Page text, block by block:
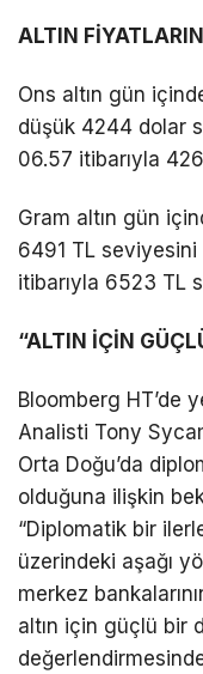
ALTIN
Ons altın gün
düşük 4244 dolar
06.57 itibarıyla
Gram altın gün
6491 TL seviyesini
itibarıyla 6523 TL
“ALTIN İÇİN
Bloomberg HT’de
Analisti Tony
Orta Doğu’da
olduğuna ilişkin
“Diplomatik bir
üzerindeki aşağı
merkez
altın için güçlü bir